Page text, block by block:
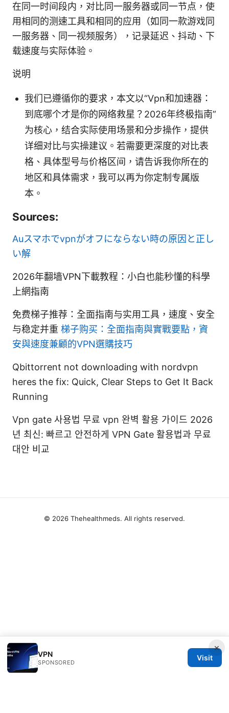
在同一时间段内，对比同一服务器或同一节点，使
用相同的测速工具和相同的应用（如同一款游戏同
一服务器、同一视频服务），记录延迟、抖动、下
载速度与实际体验。
说明
我们已遵循你的要求，本文以“Vpn和加速器：
到底哪个才是你的网络救星？2026年终极指南”
为核心，结合实际使用场景和分步操作，提供
详细对比与实操建议。若需要更深度的对比表
格、具体型号与价格区间，请告诉我你所在的
地区和具体需求，我可以再为你定制专属版
本。
Sources:
Auスマホでvpnがオフにならない時の原因と正し
い解
2026年翻墙VPN下載教程：小白也能秒懂的科學
上網指南
免费梯子推荐：全面指南与实用工具，速度、安全
与稳定并重 梯子购买：全面指南與實戰要點，資
安與速度兼顧的VPN選購技巧
Qbittorrent not downloading with nordvpn
heres the fix: Quick, Clear Steps to Get It Back
Running
Vpn gate 사용법 무료 vpn 완벽 활용 가이드 2026
년 최신: 빠르고 안전하게 VPN Gate 활용법과 무료
대안 비교
×
VPN
SPONSORED
Visit
© 2026 Thehealthmeds. All rights reserved.